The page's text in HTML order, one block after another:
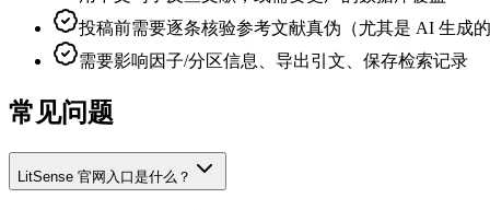
投稿前需要逐条核验参考文献真伪（尤其是 AI 生成
需要影响因子/分区信息、导出引文、保存检索记录
常见问题
LitSense 官网入口是什么？